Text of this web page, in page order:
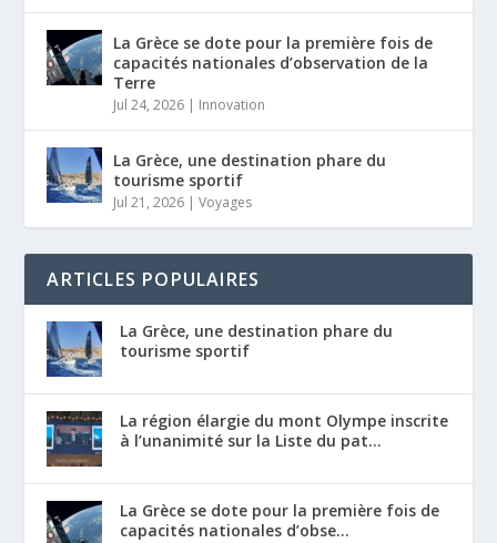
La Grèce se dote pour la première fois de
capacités nationales d’observation de la
Terre
Jul 24, 2026 | Innovation
La Grèce, une destination phare du
tourisme sportif
Jul 21, 2026 |Voyages
ARTICLES POPULAIRES
La Grèce, une destination phare du
tourisme sportif
La région élargie du mont Olympe inscrite
à l’unanimité sur la Liste du pat...
La Grèce se dote pour la première fois de
capacités nationales d’obse...